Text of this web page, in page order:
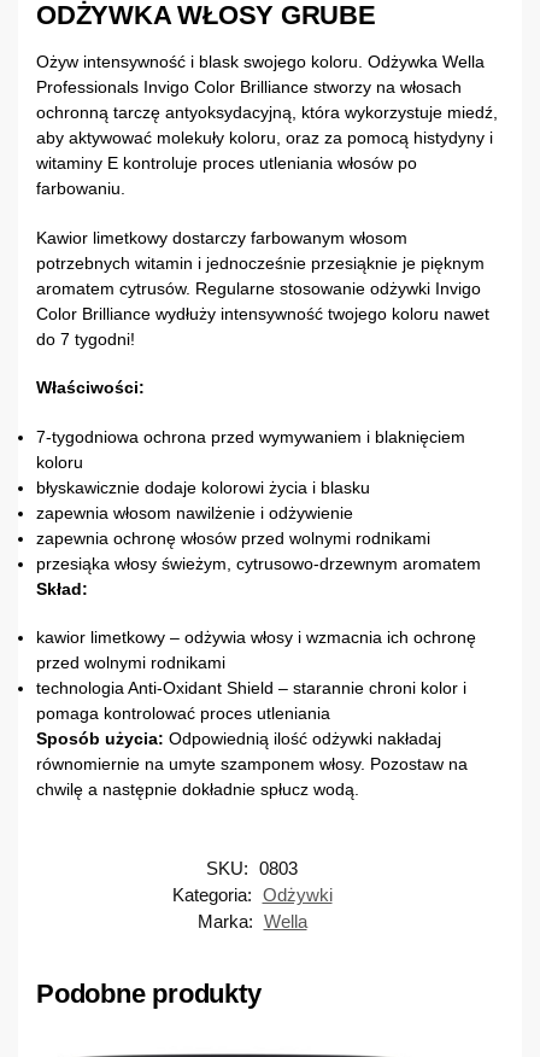
ODŻYWKA WŁOSY GRUBE
Ożyw intensywność i blask swojego koloru. Odżywka Wella
Professionals Invigo Color Brilliance stworzy na włosach
ochronną tarczę antyoksydacyjną, która wykorzystuje miedź,
aby aktywować molekuły koloru, oraz za pomocą histydyny i
witaminy E kontroluje proces utleniania włosów po
farbowaniu.
Kawior limetkowy dostarczy farbowanym włosom
potrzebnych witamin i jednocześnie przesiąknie je pięknym
aromatem cytrusów. Regularne stosowanie odżywki Invigo
Color Brilliance wydłuży intensywność twojego koloru nawet
do 7 tygodni!
Właściwości:
7-tygodniowa ochrona przed wymywaniem i blaknięciem
koloru
błyskawicznie dodaje kolorowi życia i blasku
zapewnia włosom nawilżenie i odżywienie
zapewnia ochronę włosów przed wolnymi rodnikami
przesiąka włosy świeżym, cytrusowo-drzewnym aromatem
Skład:
kawior limetkowy – odżywia włosy i wzmacnia ich ochronę
przed wolnymi rodnikami
technologia Anti-Oxidant Shield – starannie chroni kolor i
pomaga kontrolować proces utleniania
Sposób użycia: Odpowiednią ilość odżywki nakładaj
równomiernie na umyte szamponem włosy. Pozostaw na
chwilę a następnie dokładnie spłucz wodą.
SKU: 0803
Kategoria: Odżywki
Marka: Wella
Podobne produkty